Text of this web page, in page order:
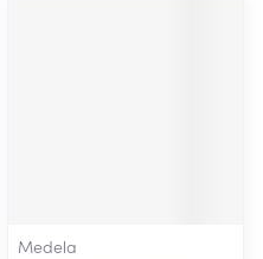
Medela